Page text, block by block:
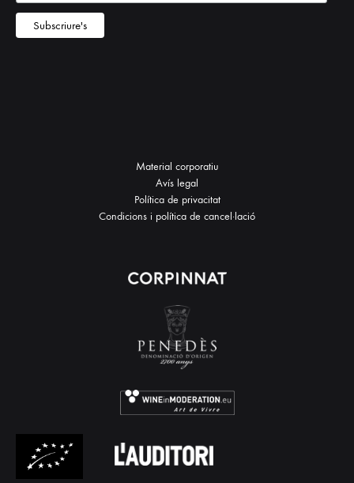
Material corporatiu
Avís legal
Política de privacitat
Condicions i política de cancel·lació